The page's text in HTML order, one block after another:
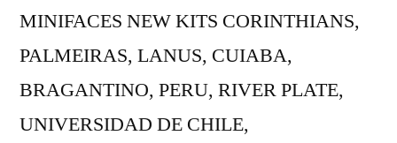
MINIFACES NEW KITS CORINTHIANS,
PALMEIRAS, LANUS, CUIABA,
BRAGANTINO, PERU, RIVER PLATE,
UNIVERSIDAD DE CHILE,